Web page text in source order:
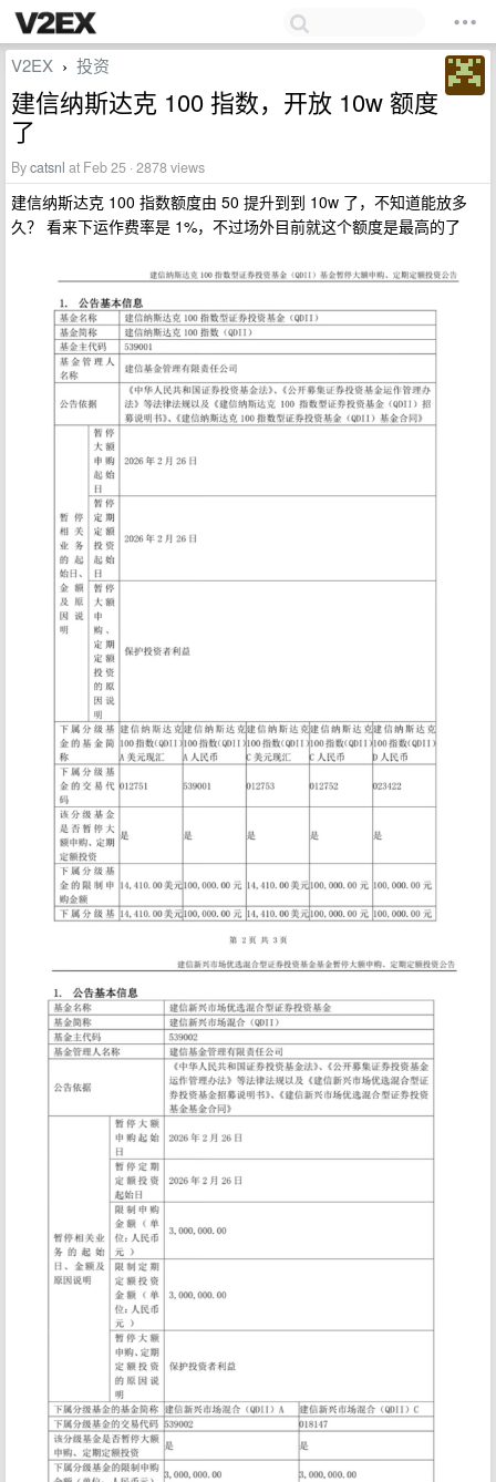
V2EX › 投资
建信纳斯达克 100 指数，开放 10w 额度
了
Bycatsnl at Feb 25 · 2878 views
建信纳斯达克 100 指数额度由 50 提升到到 10w 了，不知道能放多
久？ 看来下运作费率是 1%，不过场外目前就这个额度是最高的了